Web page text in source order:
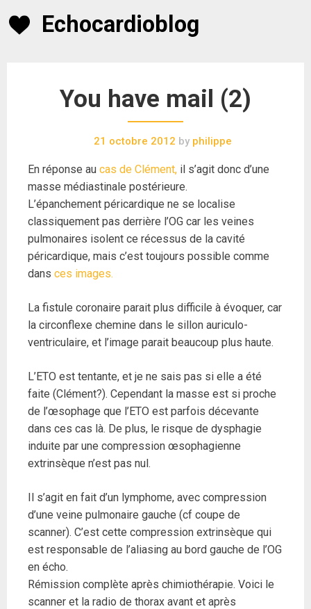
Echocardioblog
You have mail (2)
21 octobre 2012 byphilippe
En réponse au cas de Clément, il s’agit donc d’une
masse médiastinale postérieure.
L’épanchement péricardique ne se localise
classiquement pas derrière l’OG car les veines
pulmonaires isolent ce récessus de la cavité
péricardique, mais c’est toujours possible comme
dans ces images.
La fistule coronaire parait plus difficile à évoquer, car
la circonflexe chemine dans le sillon auriculo-
ventriculaire, et l’image parait beaucoup plus haute.
L’ETO est tentante, et je ne sais pas si elle a été
faite (Clément?). Cependant la masse est si proche
de l’œsophage que l’ETO est parfois décevante
dans ces cas là. De plus, le risque de dysphagie
induite par une compression œsophagienne
extrinsèque n’est pas nul.
Il s’agit en fait d’un lymphome, avec compression
d’une veine pulmonaire gauche (cf coupe de
scanner). C’est cette compression extrinsèque qui
est responsable de l’aliasing au bord gauche de l’OG
en écho.
Rémission complète après chimiothérapie. Voici le
scanner et la radio de thorax avant et après